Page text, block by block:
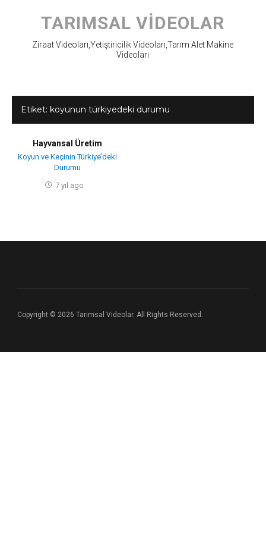
content
TARIMSAL VIDEOLAR
Ziraat Videoları,Yetiştiricilik Videoları,Tarım Alet Makine
Videoları
Etiket: koyunun türkiyedeki durumu
Hayvansal Üretim
Koyun ve Keçinin Türkiye’deki
Durumu
7 yıl ago
Copyright © 2026 Tarımsal Videolar. All Rights Reserved.